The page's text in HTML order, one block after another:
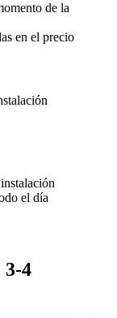
de la
en el precio
el día
3-4